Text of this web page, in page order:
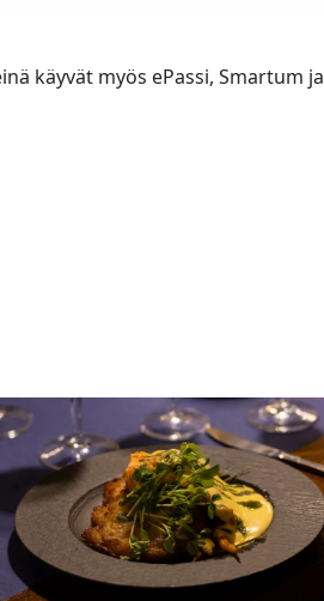
käyvät myös ePassi, Smartum ja